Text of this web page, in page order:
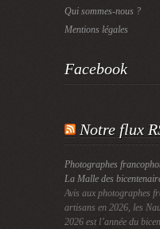
Qui sommes-nous ?
Mentions légales
Facebook
Notre flux
Photographes
La Malle des
Avis aux photographes
artisans en 2026, les
2026 est l’année du